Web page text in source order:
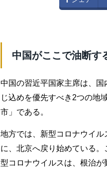
中国がここで油断す
中国の習近平国家主席は、
じ込めを優先すべき2つの地
市」である。
地方では、新型コロナウイ
に、北京へ戻り始めている
型コロナウイルスは、根治が